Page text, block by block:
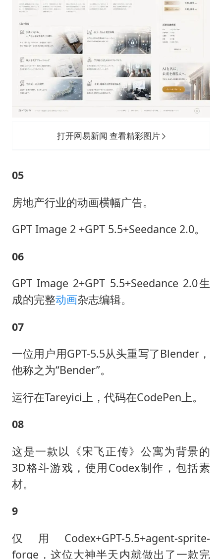
打开网易新闻 查看精彩图片
05
房地产行业的动画横幅广告。
GPT Image 2 +GPT 5.5+Seedance 2.0。
06
GPT Image 2+GPT 5.5+Seedance 2.0生
成的完整动画杂志编辑。
07
一位用户用GPT-5.5从头重写了Blender，
他称之为“Bender”。
运行在Tareyici上，代码在CodePen上。
08
这是一款以《宋飞正传》公寓为背景的
3D格斗游戏，使用Codex制作，包括素
材。
9
仅用Codex+GPT-5.5+agent-sprite-
forge，这位大神半天内就做出了一款完